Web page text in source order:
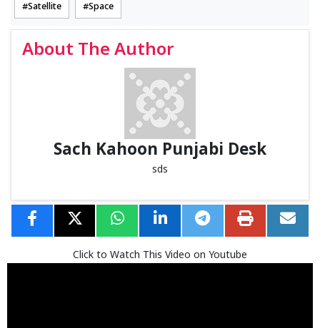
Satellite Space
About The Author
Sach Kahoon Punjabi Desk
sds
Click to Watch This Video on Youtube